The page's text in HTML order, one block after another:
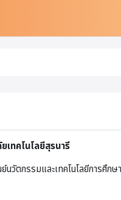
เทคโนโลยีสุรนารี
รรมและเทคโนโลยีการศึกษ